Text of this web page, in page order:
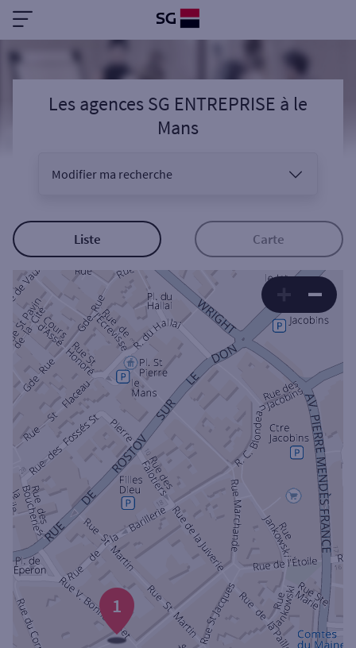
Les agences SG ENTREPRISE à le
Mans
Modifier ma recherche
Sélectionnez votre recherche
Ouverte le samedi
Ouverte le lundi
Coffre-fort
Autour de moi
ou
Ville / Code postal
Liste Carte
1